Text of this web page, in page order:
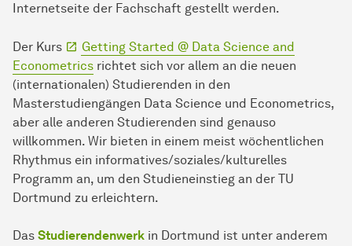
Internetseite der Fachschaft gestellt werden.
Der Kurs
Getting Started @ Data Science and
Econometrics richtet sich vor allem an die neuen
(internationalen) Studierenden in den
Masterstudiengängen Data Science und Econometrics,
aber alle anderen Studierenden sind genauso
willkommen. Wir bieten in einem meist wöchentlichen
Rhythmus ein informatives/soziales/kulturelles
Programm an, um den Studieneinstieg an der TU
Dortmund zu erleichtern.
Das Studierendenwerk in Dortmund ist unter anderem